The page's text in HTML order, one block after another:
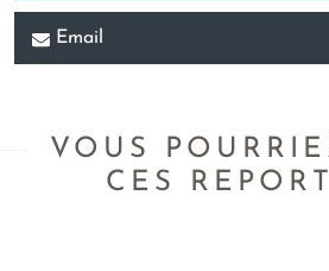
Email
VOUS
CES